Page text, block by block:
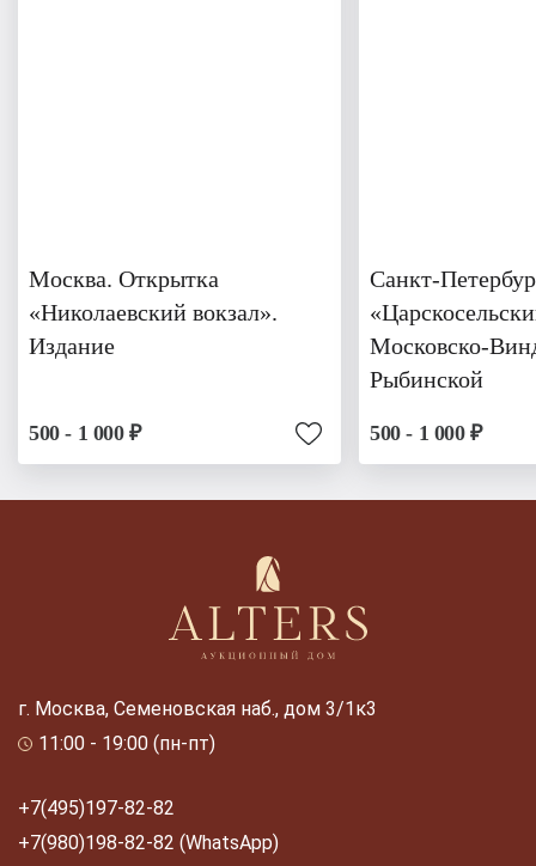
Москва. Открытка
«Николаевский вокзал».
Издание
500 - 1 000 ₽
Санкт-
Московско-
Рыбинской
500 - 1 000 ₽
г. Москва, Семеновская наб., дом 3/1к3
11:00 - 19:00 (пн-пт)
+7(495)197-82-82
+7(980)198-82-82 (WhatsApp)